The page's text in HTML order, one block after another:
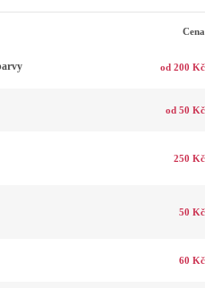
Cena
od 200 Kč
od 50 Kč
250 Kč
50 Kč
60 Kč